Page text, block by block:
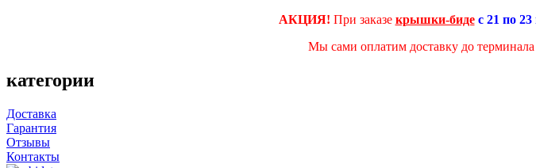
АКЦИЯ! При заказе крышки-биде с 21 по
Мы сами оплатим доставку до
категории
Доставка
Гарантия
Отзывы
Контакты